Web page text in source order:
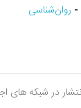
- روان‌شناسی
در شبکه های